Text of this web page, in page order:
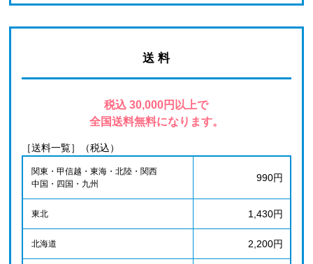
送 料
税込 30,000円以上で
全国送料無料になります。
［送料一覧］（税込）
関東・甲信越・東海・北陸・関西
中国・四国・九州
990円
東北 1,430円
北海道 2,200円